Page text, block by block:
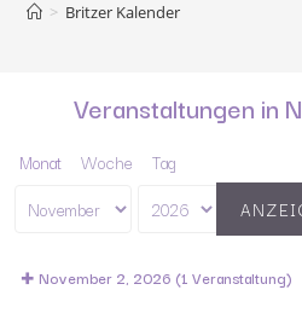
> Britzer Kalender
Veranstaltungen in
Monat Woche Tag
Monat
Jahr
November 2, 2026 (1 Veranstaltung)